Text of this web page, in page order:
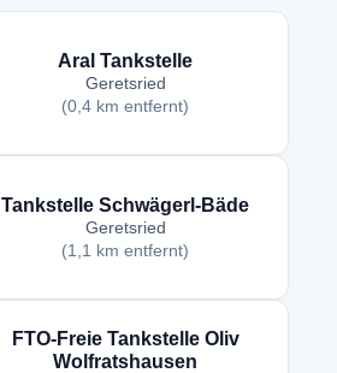
Aral Tankstelle
Geretsried
(0,4 km entfernt)
Tankstelle Schwägerl-Bäde
Geretsried
(1,1 km entfernt)
FTO-Freie Tankstelle Oliv
Wolfratshausen